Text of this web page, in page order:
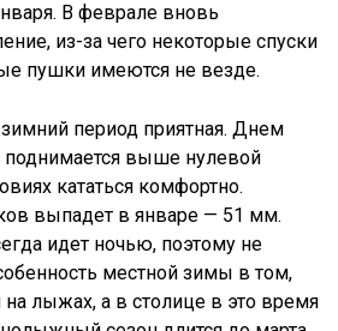
В феврале вновь
из-за чего некоторые спуски
пушки имеются не везде.
период приятная. Днем
поднимается выше нулевой
кататься комфортно.
выпадет в январе — 51 мм.
идет ночью, поэтому не
местной зимы в том,
на лыжах, а в столице в это время